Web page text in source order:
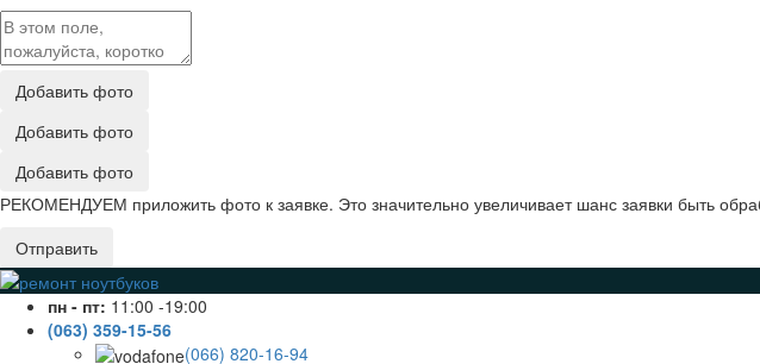
Добавить фото
Добавить фото
Добавить фото
РЕКОМЕНДУЕМ приложить фото к заявке. Это значительно увеличивает шанс заявки быть
Отправить
пн - пт: 11:00 -19:00
(063) 359-15-56
(066) 820-16-94